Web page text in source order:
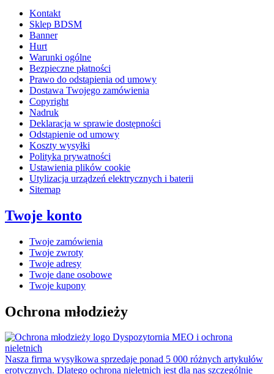
Kontakt
Sklep BDSM
Banner
Hurt
Warunki ogólne
Bezpieczne płatności
Prawo do odstąpienia od umowy
Dostawa Twojego zamówienia
Copyright
Nadruk
Deklaracja w sprawie dostępności
Odstąpienie od umowy
Koszty wysyłki
Polityka prywatności
Ustawienia plików cookie
Utylizacja urządzeń elektrycznych i baterii
Sitemap
Twoje konto
Twoje zamówienia
Twoje zwroty
Twoje adresy
Twoje dane osobowe
Twoje kupony
Ochrona młodzieży
Dyspozytornia MEO i ochrona
nieletnich
Nasza firma wysyłkowa sprzedaje ponad 5 000 różnych artykułów
erotycznych. Dlatego ochrona nieletnich jest dla nas szczególnie